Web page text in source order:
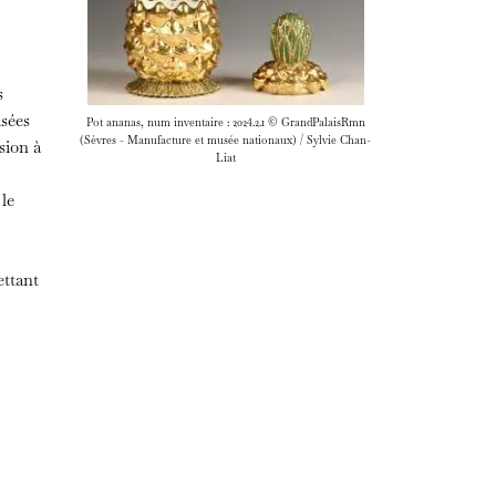
à
Pot ananas, num inventaire : 2024.2.1 © GrandPalaisRmn
(Sèvres - Manufacture et musée nationaux) / Sylvie Chan-
Liat